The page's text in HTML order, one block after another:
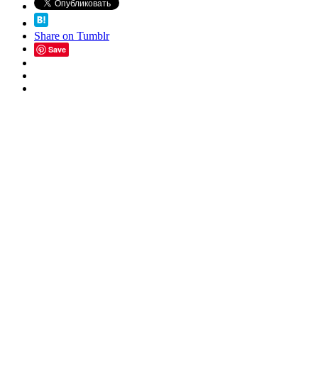
Share on Tumblr
Save